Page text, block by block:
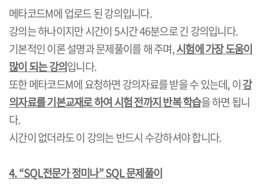
메타코드M에 업로드 된 강의입니다.
강의는 하나이지만 시간이5시간46분으로 긴 강의입니다.
기본적인 이론 설명과 문제풀이를 해 주며,시험에 가장 도움이
많이 되는 강의입니다.
또한 메타코드M에 요청하면 강의자료를 받을 수 있는데,이강
의자료를 기본교재로 하여 시험 전까지 반복 학습을 하면 됩니
다.
시간이 없더라도 이 강의는 반드시 수강하셔야 합니다.
4. “SQL전문가 정미나” SQL문제풀이